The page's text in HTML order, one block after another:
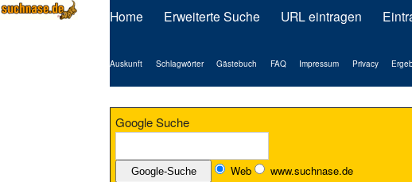
Home Erweiterte Suche URL eintragen
Auskunft Schlagwörter Gästebuch FAQ Impressum Privacy
Google Suche
Web www.suchnase.de